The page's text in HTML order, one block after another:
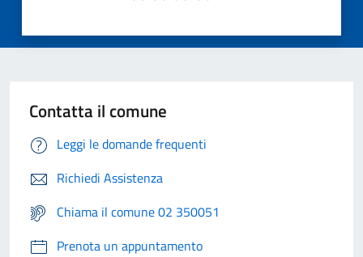
Contatta il comune
Leggi le domande frequenti
Richiedi Assistenza
Chiama il comune 02 350051
Prenota un appuntamento